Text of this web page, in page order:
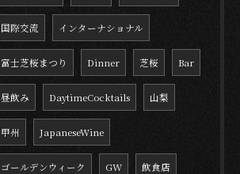
国際交流 インターナショナル
富士芝桜まつり Dinner 芝桜 Bar
昼飲み DaytimeCocktails 山梨
甲州 JapaneseWine
ゴールデンウィーク GW 飲食店